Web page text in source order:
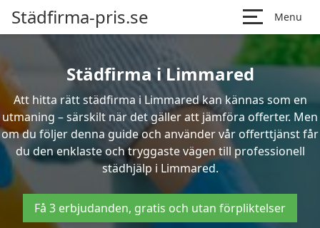
Städfirma-pris.se Menu
Städfirma i Limmared
Att hitta rätt städfirma i Limmared kan kännas som en
utmaning – särskilt när det gäller att jämföra offerter. Men
om du följer denna guide och använder vår offerttjänst får
du den enklaste och tryggaste vägen till professionell
städhjälp i Limmared.
Få 3 erbjudanden, gratis och utan förpliktelser